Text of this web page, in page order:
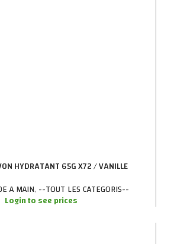
HYDRATANT 65G X72 / VANILLE
A MAIN, --TOUT LES CATEGORIS--
Login to see prices